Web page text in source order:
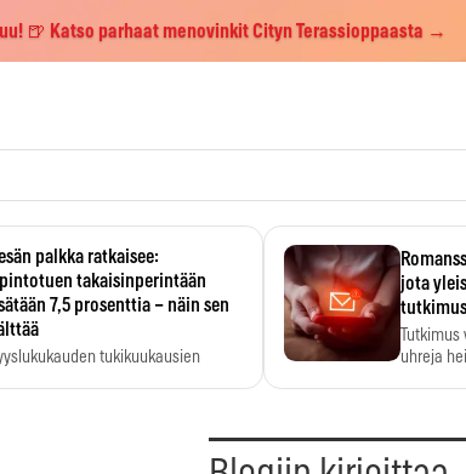
🍺 Katso parhaat menovinkit Cityn Terassioppaasta →
palkka ratkaisee:
takaisinperintään
7,5 prosenttia – näin sen
tukikuukausien
jota
uhreja